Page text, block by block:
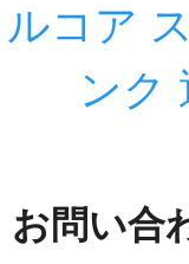
ルコア
ンク
お問い合